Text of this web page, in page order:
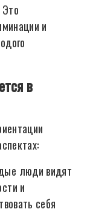
и
в
люди видят
и
себя